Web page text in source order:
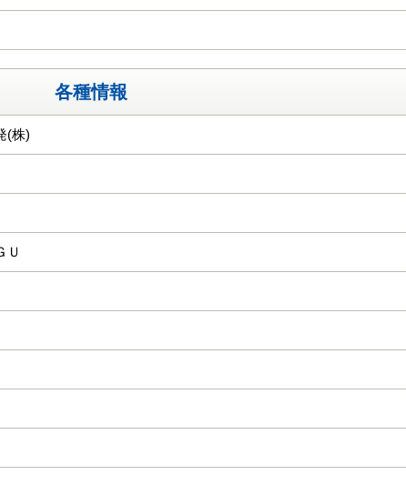
各種情報
(株)
Ｕ